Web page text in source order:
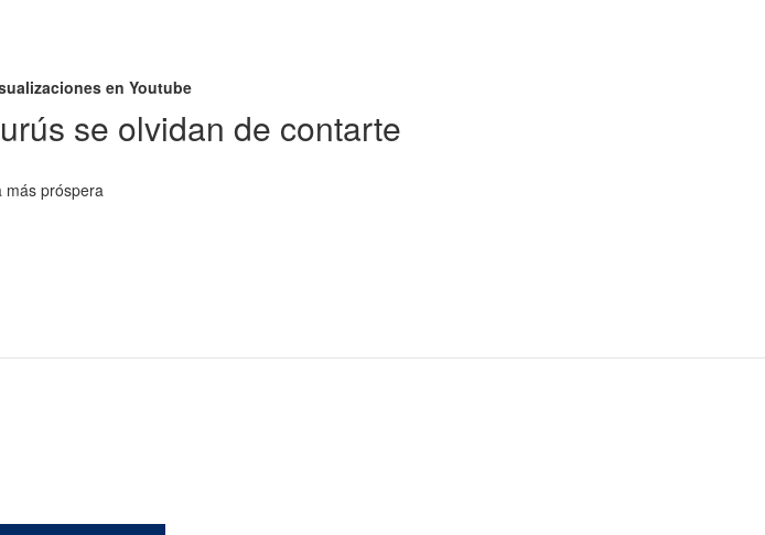
en Youtube
se olvidan de contarte
más próspera